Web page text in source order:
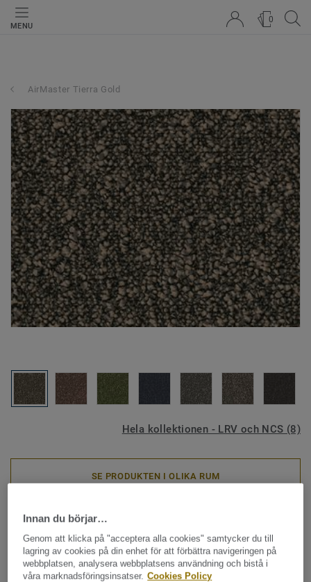
MENU
0
AirMaster Tierra Gold
Hela kollektionen - LRV och NCS (8)
SE PRODUKTEN I OLIKA RUM
Textilgolv - plattor|Cirkulära textilgolv
AirMaster Tierra Gold -
AirMaster Tierra Gold AB48
Innan du börjar…
Genom att klicka på "acceptera alla cookies" samtycker du till
lagring av cookies på din enhet för att förbättra navigeringen på
webbplatsen, analysera webbplatsens användning och bistå i
våra marknadsföringsinsatser. Cookies Policy